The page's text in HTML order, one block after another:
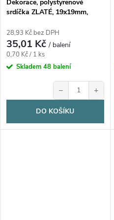
Dekorace, polystyrenové
srdíčka ZLATÉ, 19x19mm,
28,93 Kč bez DPH
35,01 Kč/ balení
Měrná
cena:
0,70 Kč / 1 ks
Skladem 48 balení
− +
DO KOŠÍKU